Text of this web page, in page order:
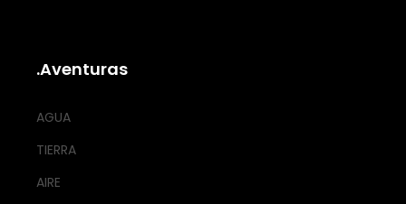
.Aventuras
AGUA
TIERRA
AIRE